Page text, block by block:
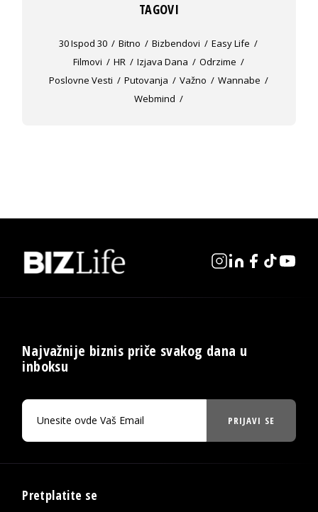
TAGOVI
30 Ispod 30 Bitno Bizbendovi
Easy Life
Filmovi
HR Izjava Dana
Odrzime
Poslovne Vesti
Putovanja Važno
Wannabe
Webmind
Najvažnije biznis priče svakog dana u
inboksu
PRIJAVI SE
Pretplatite se